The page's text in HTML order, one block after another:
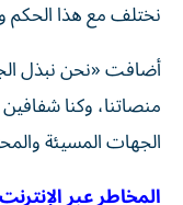
نختلف مع هذا الحكم
أضافت «نحن نبذل
منصاتنا، وكنا
الجهات المسيئة